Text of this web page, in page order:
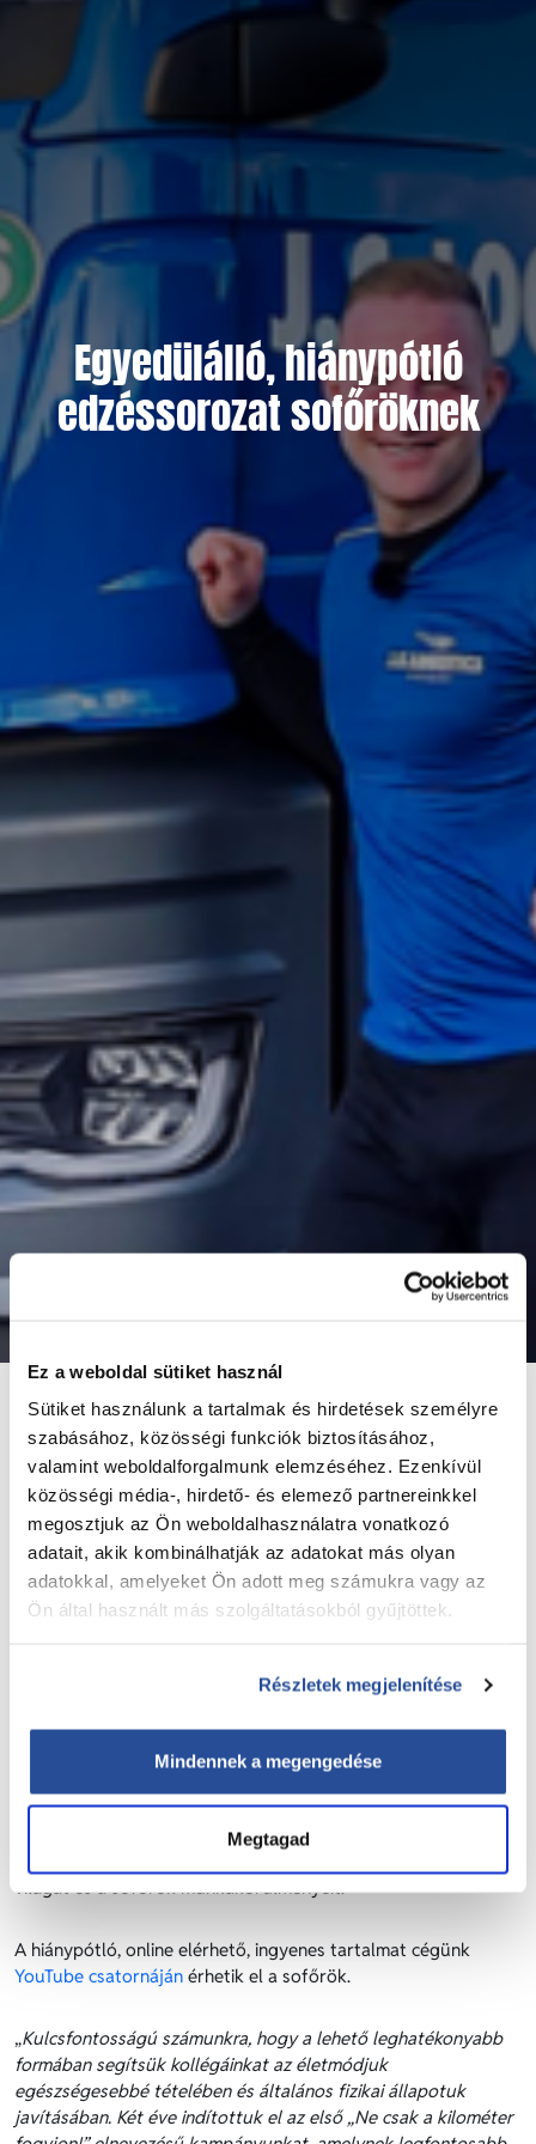
Ez a weboldal sütiket használ
Sütiket használunk a tartalmak és hirdetések személyre
szabásához, közösségi funkciók biztosításához,
valamint weboldalforgalmunk elemzéséhez. Ezenkívül
közösségi média-, hirdető- és elemező partnereinkkel
megosztjuk az Ön weboldalhasználatra vonatkozó
adatait, akik kombinálhatják az adatokat más olyan
adatokkal, amelyeket Ön adott meg számukra vagy az
Ön által használt más szolgáltatásokból gyűjtöttek.
Részletek megjelenítése
Mindennek a megengedése
Megtagad
Egyedülálló, hiánypótló
edzéssorozat sofőröknek
Komplex videósorozatot készítettünk
tehergépjármű-vezetőknek.
A gyakorlatsorok összeállításához és bemutatásához egy
világát és a sofőrök munkakörülményeit.
A hiánypótló, online elérhető, ingyenes tartalmat cégünk
YouTube csatornáján érhetik el a sofőrök.
„Kulcsfontosságú számunkra, hogy a lehető leghatékonyabb
formában segítsük kollégáinkat az életmódjuk
egészségesebbé tételében és általános fizikai állapotuk
javításában. Két éve indítottuk el az első „Ne csak a kilométer